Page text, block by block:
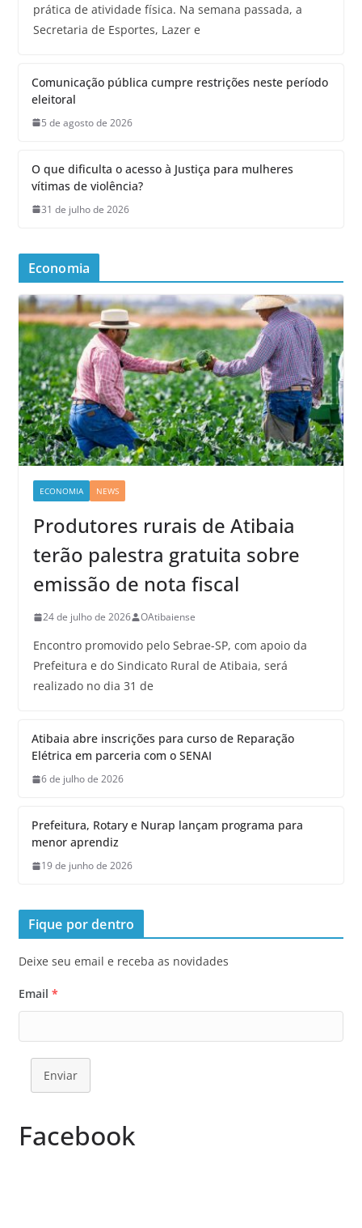
prática de atividade física. Na semana passada, a
Secretaria de Esportes, Lazer e
Comunicação pública cumpre restrições neste período
eleitoral
5 de agosto de 2026
O que dificulta o acesso à Justiça para mulheres
vítimas de violência?
31 de julho de 2026
Economia
ECONOMIA NEWS
Produtores rurais de Atibaia
terão palestra gratuita sobre
emissão de nota fiscal
24 de julho de 2026 OAtibaiense
Encontro promovido pelo Sebrae-SP, com apoio da
Prefeitura e do Sindicato Rural de Atibaia, será
realizado no dia 31 de
Atibaia abre inscrições para curso de Reparação
Elétrica em parceria com o SENAI
6 de julho de 2026
Prefeitura, Rotary e Nurap lançam programa para
menor aprendiz
19 de junho de 2026
Fique por dentro
Deixe seu email e receba as novidades
Email *
Enviar
Facebook